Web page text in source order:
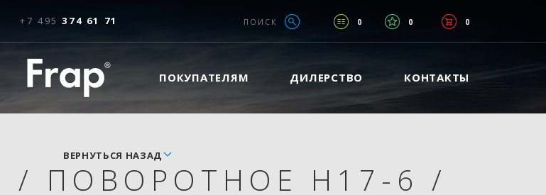
+7 495 374 61 71 0 0 0
ПОИСК
ПОКУПАТЕЛЯМ ДИЛЕРСТВО КОНТАКТЫ
ВЕРНУТЬСЯ НАЗАД
/ ПОВОРОТНОЕ H17-6 /